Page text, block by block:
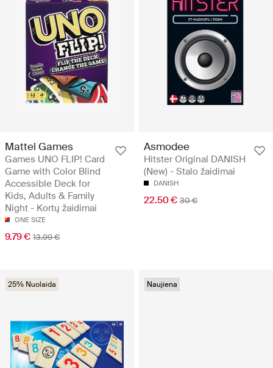
Mattel Games
Games UNO FLIP! Card
Game with Color Blind
Accessible Deck for
Kids, Adults & Family
Night - Kortų žaidimai
ONE SIZE
9.79 € 13.99 €
Asmodee
Hitster Original DANISH
(New) - Stalo žaidimai
DANISH
22.50 € 30 €
25% Nuolaida Naujiena